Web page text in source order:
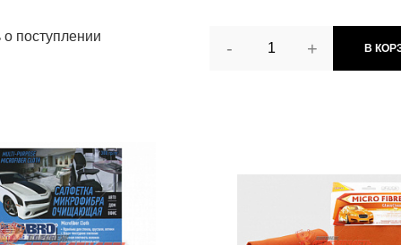
о поступлении
- + В